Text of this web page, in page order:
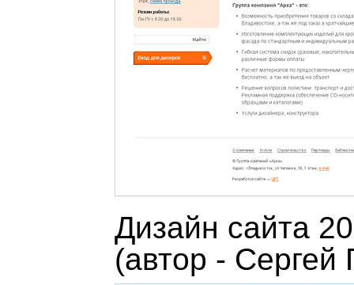
Дизайн сайта
(автор - Сергей